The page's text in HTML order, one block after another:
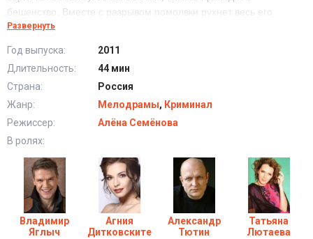
бешенство. Вместе с разрывом помолвки рухнет весь его
бизнес и состояние. Сергей приказывает своему помощнику
Сериал Только ты (2011) в хорошем качестве HD
Развернуть
Год выпуска:
2011
Длительность:
44 мин
Страна:
Россия
Жанр:
Мелодрамы, Криминал
Режиссер:
Алёна Семёнова
В ролях:
Владимир
Яглыч
Агния
Дитковските
Александр
Тютин
Татьяна
Лютаева